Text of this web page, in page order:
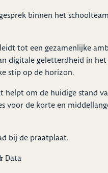
binnen het
tot een gezamenlijke
digitale geletterdheid in het
stip op de horizon.
helpt om de huidige stand
voor de korte en
bij de praatplaat.
Data